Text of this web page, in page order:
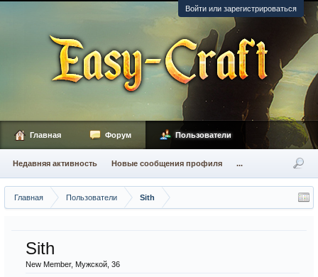
Войти или зарегистрироваться
Главная Пользователи Sith
Sith
New Member, Мужской, 36
Главная Форум Пользователи
Недавняя активность Новые сообщения профиля ...